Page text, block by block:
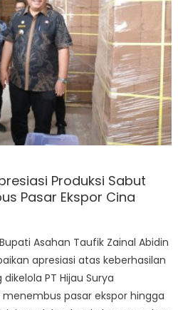
Produksi Sabut
Pasar Ekspor Cina
Asahan Taufik Zainal Abidin
apresiasi atas keberhasilan
PT Hijau Surya
pasar ekspor hingga